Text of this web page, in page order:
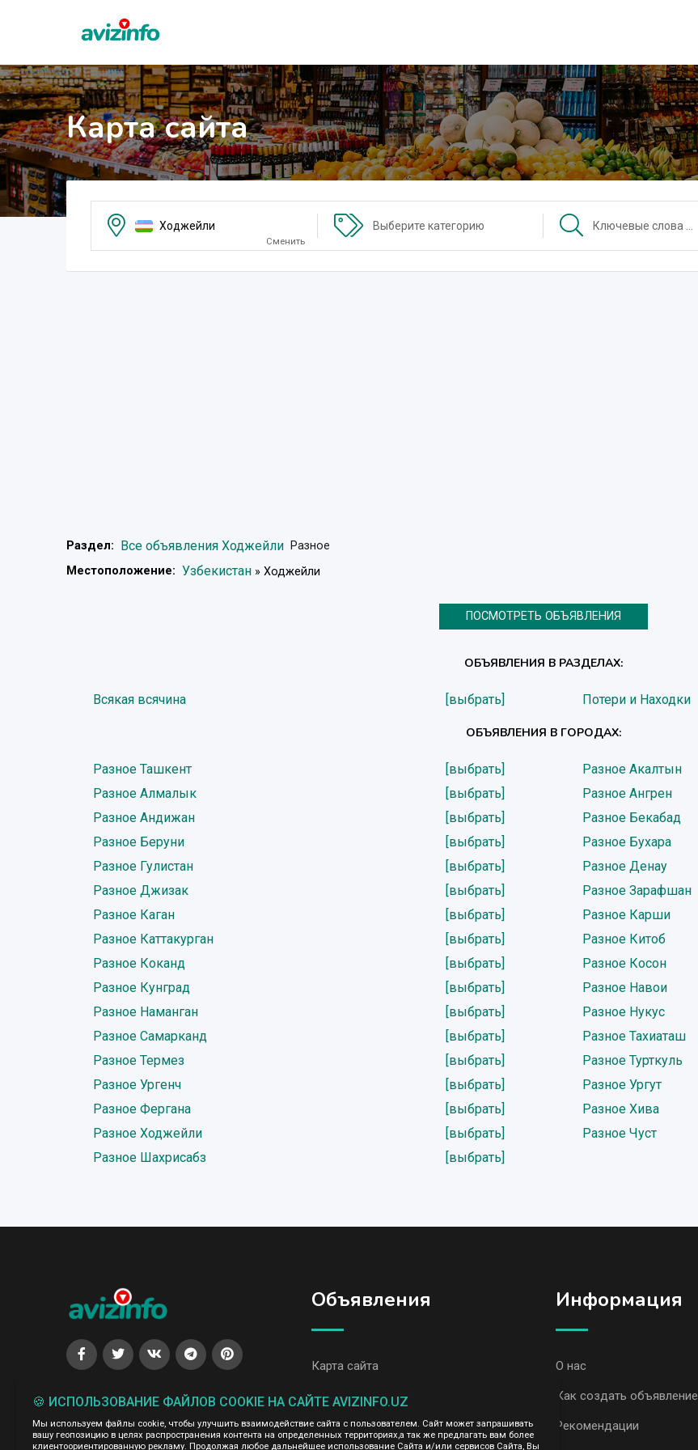
Карта сайта
Ходжейли
Сменить
Выберите категорию
Раздел: Все объявления Ходжейли Разное
Местоположение: Узбекистан » Ходжейли
ПОСМОТРЕТЬ ОБЪЯВЛЕНИЯ
ОБЪЯВЛЕНИЯ В РАЗДЕЛАХ:
Всякая всячина [выбрать] Потери и Находки
ОБЪЯВЛЕНИЯ В ГОРОДАХ:
Разное Ташкент [выбрать] Разное Акалтын
Разное Алмалык
[выбрать] Разное Ангрен
Разное Андижан
[выбрать] Разное Бекабад
Разное Беруни
[выбрать] Разное Бухара
Разное Гулистан
[выбрать] Разное Денау
Разное Джизак
[выбрать] Разное Зарафшан
Разное Каган
[выбрать] Разное Карши
Разное Каттакурган
[выбрать] Разное Китоб
Разное Коканд
[выбрать] Разное Косон
Разное Кунград
[выбрать] Разное Навои
Разное Наманган
[выбрать] Разное Нукус
Разное Самарканд
[выбрать] Разное Тахиаташ
Разное Термез
[выбрать] Разное Турткуль
Разное Ургенч
[выбрать] Разное Ургут
Разное Фергана
[выбрать] Разное Хива
Разное Ходжейли
[выбрать] Разное Чуст
Разное Шахрисабз
[выбрать]
Объявления
Карта сайта
Все объявления, Ходжейли
Все объявления AvizInfo
Информация
О нас
Как создать объявление
Рекомендации
🍪 ИСПОЛЬЗОВАНИЕ ФАЙЛОВ COOKIE НА САЙТЕ AVIZINFO.UZ
Мы используем файлы cookie, чтобы улучшить взаимодействие сайта с пользователем. Сайт может запрашивать
вашу геопозицию в целях распространения контента на определенных территориях,а так же предлагать вам более
клиентоориентированную рекламу. Продолжая любое дальнейшее использование Сайта и/или сервисов Сайта, Вы